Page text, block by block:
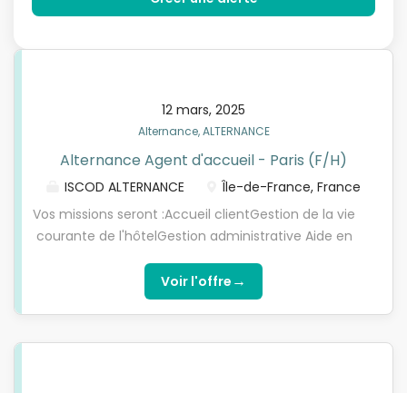
12 mars, 2025
Alternance, ALTERNANCE
Alternance Agent d'accueil - Paris (F/H)
ISCOD ALTERNANCE
Île-de-France, France
Vos missions seront :Accueil clientGestion de la vie
courante de l'hôtelGestion administrative Aide en
la formation en Digital Learning, recherche pour
son entreprise partenaire, un(e) Agent d'accueil -
préparer l'une de nos formations diplômantes
Voir l'offre →